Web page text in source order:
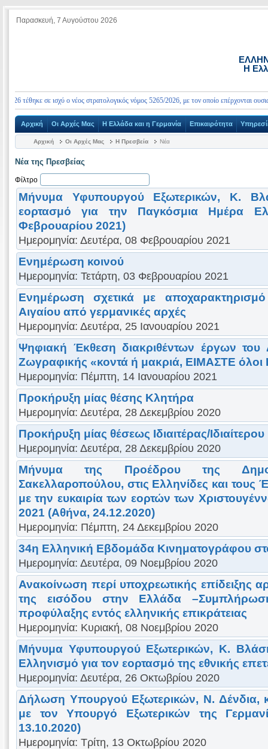
Παρασκευή, 7 Αυγούστου 2026
Η
τέθηκε σε ισχύ ο νέος στρατολογικός νόμος 5265/2026, με τον οποίο επέρχονται
Αρχική Οι Αρχές Μας Η Ελλάδα και η Γερμανία Επικαιρότητα
Αρχική Οι Αρχές Μας Η Πρεσβεία Νέα
Νέα της Πρεσβείας
Φίλτρο
Μήνυμα Υφυπουργού Εξωτερικών, Κ.
εορτασμό για την Παγκόσμια Ημέρα
Φεβρουαρίου 2021)
Ημερομηνία: Δευτέρα, 08 Φεβρουαρίου 2021
Ενημέρωση κοινού
Ημερομηνία: Τετάρτη, 03 Φεβρουαρίου 2021
Ενημέρωση σχετικά με
Αιγαίου από γερμανικές αρχές
Ημερομηνία: Δευτέρα, 25 Ιανουαρίου 2021
Ψηφιακή Έκθεση διακριθέντων έργων του
Ζωγραφικής «κοντά ή μακριά, ΕΙΜΑΣΤΕ
Ημερομηνία: Πέμπτη, 14 Ιανουαρίου 2021
Προκήρυξη μίας θέσης Κλητήρα
Ημερομηνία: Δευτέρα, 28 Δεκεμβρίου 2020
Προκήρυξη μίας θέσεως Ιδιαιτέρας/
Ημερομηνία: Δευτέρα, 28 Δεκεμβρίου 2020
Μήνυμα της Προέδρου της
Σακελλαροπούλου, στις Ελληνίδες και τους
με την ευκαιρία των εορτών των
2021 (Αθήνα, 24.12.2020)
Ημερομηνία: Πέμπτη, 24 Δεκεμβρίου 2020
34η Ελληνική Εβδομάδα Κινηματογράφου
Ημερομηνία: Δευτέρα, 09 Νοεμβρίου 2020
Ανακοίνωση περί υποχρεωτικής επίδειξης
της εισόδου στην Ελλάδα
προφύλαξης εντός ελληνικής επικράτειας
Ημερομηνία: Κυριακή, 08 Νοεμβρίου 2020
Μήνυμα Υφυπουργού Εξωτερικών, Κ.
Ελληνισμό για τον εορτασμό της εθνικής
Ημερομηνία: Δευτέρα, 26 Οκτωβρίου 2020
Δήλωση Υπουργού Εξωτερικών, Ν. Δένδια,
με τον Υπουργό Εξωτερικών της
13.10.2020)
Ημερομηνία: Τρίτη, 13 Οκτωβρίου 2020